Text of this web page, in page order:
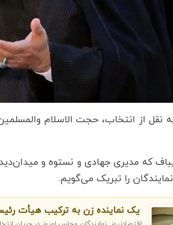
نقل از انتخاب، حجت الاسلام
که مدیری جهادی و نستوه و
را تبریک می‌گویم.
یک نماینده زن به ترکیب هیأت